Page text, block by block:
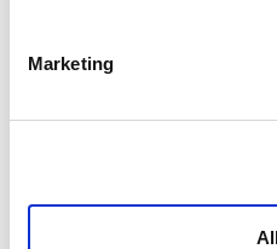
Marketing
Unser